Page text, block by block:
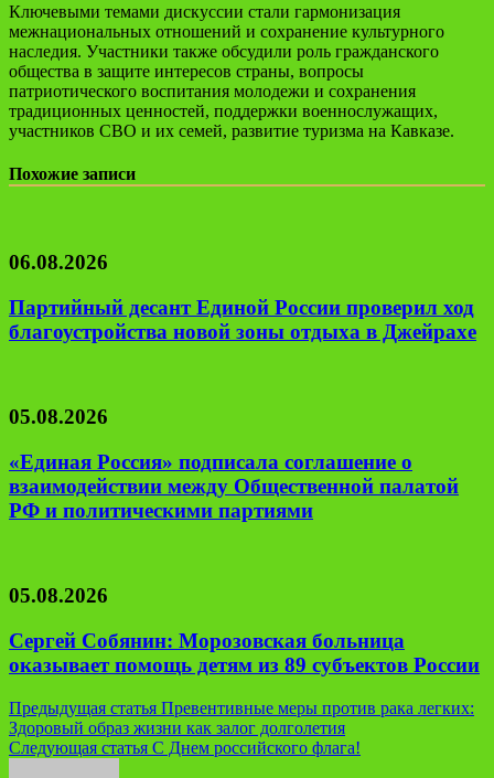
Ключевыми темами дискуссии стали гармонизация
межнациональных отношений и сохранение культурного
наследия. Участники также обсудили роль гражданского
общества в защите интересов страны, вопросы
патриотического воспитания молодежи и сохранения
традиционных ценностей, поддержки военнослужащих,
участников СВО и их семей, развитие туризма на Кавказе.
Похожие записи
06.08.2026
Партийный десант Единой России проверил ход
благоустройства новой зоны отдыха в Джейрахе
05.08.2026
«Единая Россия» подписала соглашение о
взаимодействии между Общественной палатой
РФ и политическими партиями
05.08.2026
Сергей Собянин: Морозовская больница
оказывает помощь детям из 89 субъектов России
Навигация
по
Предыдущая статья Превентивные меры против рака легких:
Здоровый образ жизни как залог долголетия
Следующая статья С Днем российского флага!